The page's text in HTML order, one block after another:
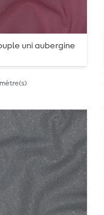
uni aubergine
mètre(s)